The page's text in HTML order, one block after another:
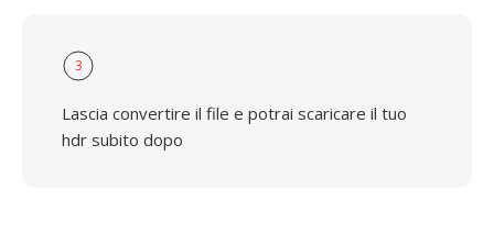
3
Lascia convertire il file e potrai scaricare il tuo
hdr subito dopo